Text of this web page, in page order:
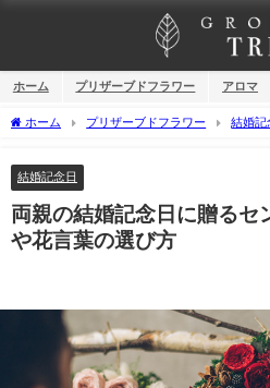
ホーム プリザーブドフラワー アロマ
ホーム プリザーブドフラワー 結婚記
結婚記念日
両親の結婚記念日に贈るセ
や花言葉の選び方